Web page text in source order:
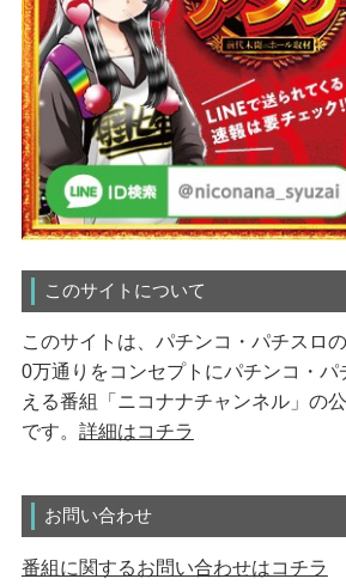
このサイトについて
このサイトは、パチンコ・パチスロ
0万通りをコンセプトにパチンコ・
える番組「ニコナナチャンネル」の
です。 詳細はコチラ
お問い合わせ
番組に関するお問い合わせはコチラ